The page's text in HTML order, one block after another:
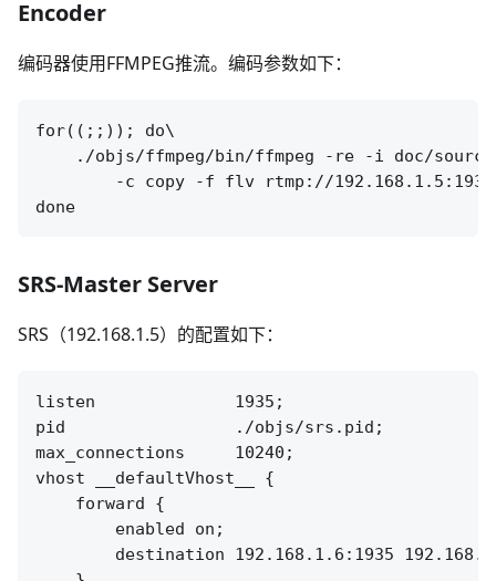
Encoder
编码器使用FFMPEG推流。编码参数如下：
for((;;)); do\
./objs/ffmpeg/bin/ffmpeg -re -i doc/
-c copy -f flv rtmp://
SRS-Master Server
SRS（192.168.1.5）的配置如下：
listen              1935;
pid                 ./objs/srs.pid;
max_connections     10240;
vhost __defaultVhost__ {
    forward {
        enabled on;
destination 192.168.1.6:1935